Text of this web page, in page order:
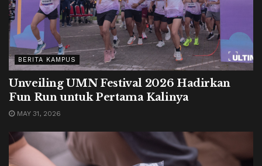
BERITA KAMPUS
Unveiling UMN Festival 2026 Hadirkan
Fun Run untuk Pertama Kalinya
MAY 31, 2026